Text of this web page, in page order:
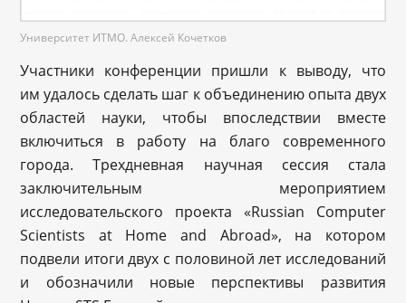
Университет ИТМО. Алексей Кочетков
Участники конференции пришли к выводу, что
им удалось сделать шаг к объединению опыта двух
областей науки, чтобы впоследствии вместе
включиться в работу на благо современного
города. Трехдневная научная сессия стала
заключительным мероприятием
исследовательского проекта «Russian Computer
Scientists at Home and Abroad», на котором
подвели итоги двух с половиной лет исследований
и обозначили новые перспективы развития